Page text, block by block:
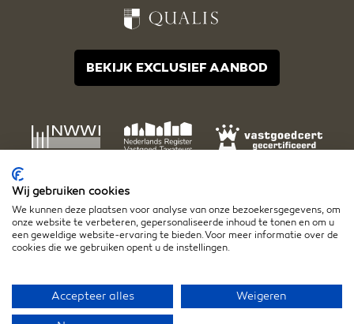
BEKIJK EXCLUSIEF AANBOD
Wij gebruiken cookies
We kunnen deze plaatsen voor analyse van onze bezoekersgegevens, om
onze website te verbeteren, gepersonaliseerde inhoud te tonen en om u
een geweldige website-ervaring te bieden. Voor meer informatie over de
cookies die we gebruiken opent u de instellingen.
Accepteer alles Weigeren